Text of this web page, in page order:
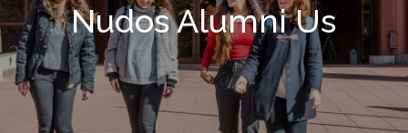
Nudos Alumni Us